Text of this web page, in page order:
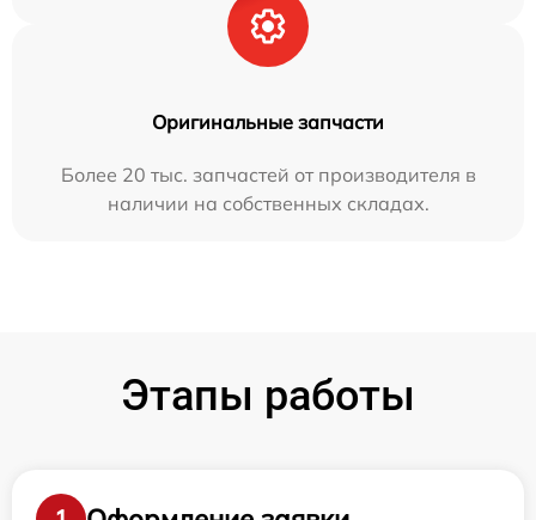
Оригинальные запчасти
Более 20 тыс. запчастей от производителя в
наличии на собственных складах.
Этапы работы